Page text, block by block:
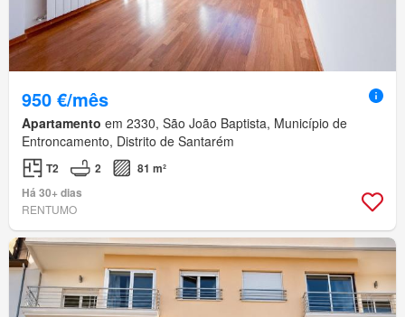
950 €/mês
Apartamento em 2330, São João Baptista, Município de
Entroncamento, Distrito de Santarém
T2 2
81 m²
Há 30+ dias
RENTUMO